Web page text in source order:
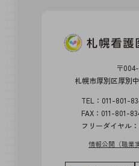
〒
札幌市厚別区厚別
TEL：011-801-
FAX：011-801-
フリーダイヤル
情報公開（職業